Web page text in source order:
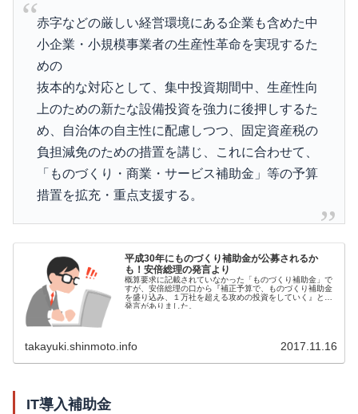
赤字などの厳しい経営環境にある企業も含めた中
小企業・小規模事業者の生産性革命を実現するた
めの
抜本的な対応として、集中投資期間中、生産性向
上のための新たな設備投資を強力に後押しするた
め、自治体の自主性に配慮しつつ、固定資産税の
負担減免のための措置を講じ、これに合わせて、
「ものづくり・商業・サービス補助金」等の予算
措置を拡充・重点支援する。
平成30年にものづくり補助金が公募されるか
も！安倍総理の発言より
概算要求に記載されていなかった「ものづくり補助金」で
すが、安倍総理の口から『補正予算で、ものづくり補助金
を盛り込み、１万社を超える攻めの投資をしていく』との
発言がありました。
takayuki.shinmoto.info 2017.11.16
IT導入補助金